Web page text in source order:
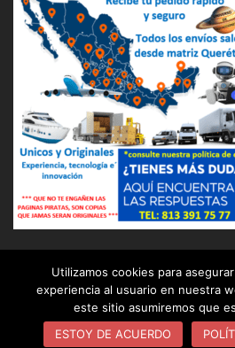
© 2026 OSUNA BALERO
OBD ). Funciona
Utilizamos cookies para
experiencia al usuario en nuestra
este sitio asumiremos que
ESTOY DE ACUERDO